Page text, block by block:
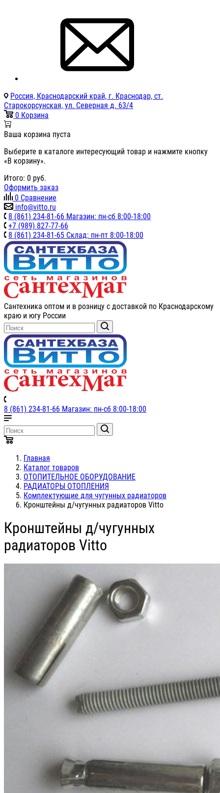
Россия, Краснодарский край, г. Краснодар, ст.
Старокорсунская, ул. Северная д. 63/4
0 Корзина
Ваша корзина пуста
Выберите в каталоге интересующий товар и нажмите кнопку
«В корзину».
Итого: 0 руб.
Оформить заказ
0 Сравнение
info@vitto.ru
8 (861) 234-81-66 Магазин: пн-сб 8:00-18:00
+7 (989) 827-77-66
8 (861) 234-81-65 Склад: пн-пт 8:00-18:00
Сантехника оптом и в розницу с доставкой по Краснодарскому
краю и югу России
8 (861) 234-81-66 Магазин: пн-сб 8:00-18:00
Главная
Каталог товаров
ОТОПИТЕЛЬНОЕ ОБОРУДОВАНИЕ
РАДИАТОРЫ ОТОПЛЕНИЯ
Комплектующие для чугунных радиаторов
Кронштейны д/чугунных радиаторов Vitto
Кронштейны д/чугунных
радиаторов Vitto